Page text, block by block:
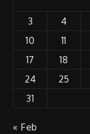
3
4
10
11
17
18
24
25
31
« Feb